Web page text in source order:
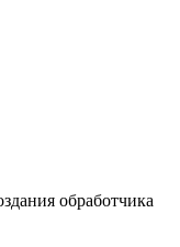
обработчика